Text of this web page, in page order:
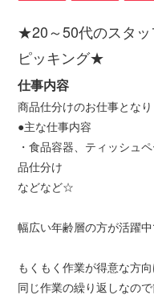
★20～50代のスタ
ピッキング★
仕事内容
商品仕分けのお仕事とな
●主な仕事内容
・食品容器、ティッシュ
品仕分け
などなど☆
幅広い年齢層の方が活躍中
もくもく作業が得意な方
同じ作業の繰り返しなの